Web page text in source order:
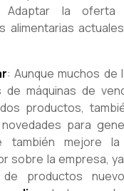
Adaptar la
alimentarias
: Aunque muchos de
de máquinas de
productos,
para
también mejore
sobre la empresa,
productos